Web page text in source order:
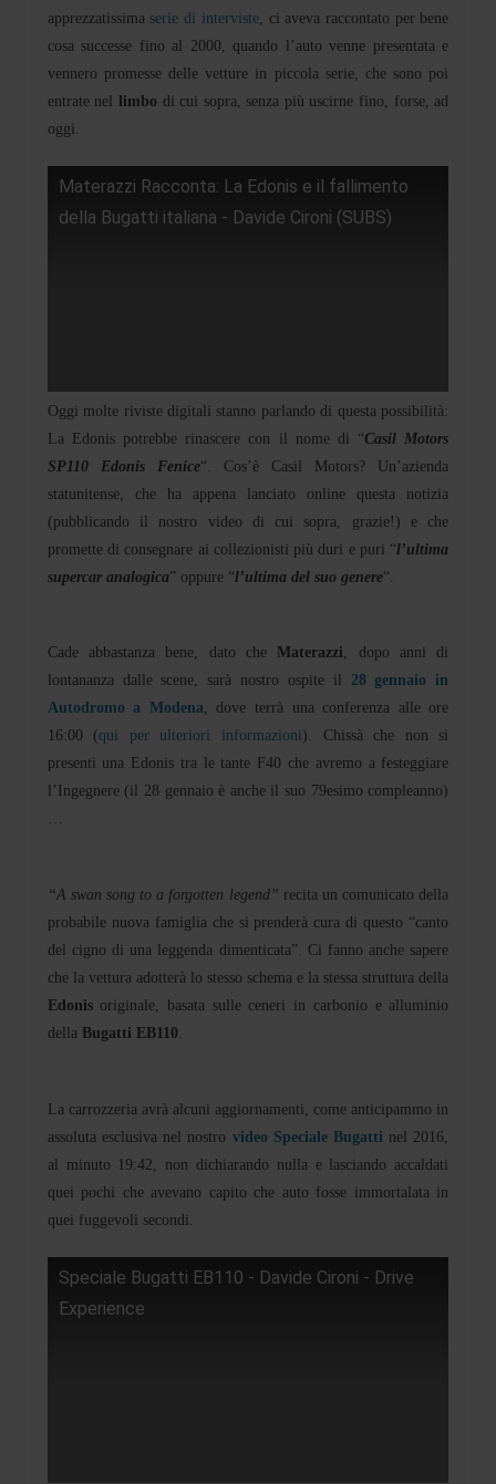
apprezzatissima serie di interviste, ci aveva raccontato per bene
cosa successe fino al 2000, quando l’auto venne presentata e
vennero promesse delle vetture in piccola serie, che sono poi
entrate nel limbo di cui sopra, senza più uscirne fino, forse, ad
oggi.
Materazzi Racconta: La Edonis e il fallimento
della Bugatti italiana - Davide Cironi (SUBS)
Oggi molte riviste digitali stanno parlando di questa possibilità:
La Edonis potrebbe rinascere con il nome di “Casil Motors
SP110 Edonis Fenice“. Cos’è Casil Motors? Un’azienda
statunitense, che ha appena lanciato online questa notizia
(pubblicando il nostro video di cui sopra, grazie!) e che
promette di consegnare ai collezionisti più duri e puri “l’ultima
supercar analogica” oppure “l’ultima del suo genere“.
Cade abbastanza bene, dato che Materazzi, dopo anni di
lontananza dalle scene, sarà nostro ospite il 28 gennaio in
Autodromo a Modena, dove terrà una conferenza alle ore
16:00 (qui per ulteriori informazioni). Chissà che non si
presenti una Edonis tra le tante F40 che avremo a festeggiare
l’Ingegnere (il 28 gennaio è anche il suo 79esimo compleanno)
…
“A swan song to a forgotten legend” recita un comunicato della
probabile nuova famiglia che si prenderà cura di questo “canto
del cigno di una leggenda dimenticata”. Ci fanno anche sapere
che la vettura adotterà lo stesso schema e la stessa struttura della
Edonisoriginale, basata sulle ceneri in carbonio e alluminio
della Bugatti EB110.
La carrozzeria avrà alcuni aggiornamenti, come anticipammo in
assoluta esclusiva nel nostro video Speciale Bugatti nel 2016,
al minuto 19:42, non dichiarando nulla e lasciando accaldati
quei pochi che avevano capito che auto fosse immortalata in
quei fuggevoli secondi.
Speciale Bugatti EB110 - Davide Cironi - Drive
Experience